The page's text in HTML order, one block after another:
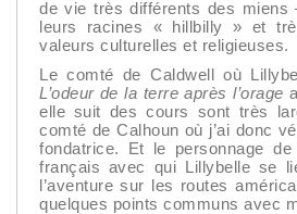
de vie très différents des miens
leurs racines « hillbilly » et
valeurs culturelles et religieuses.
Le comté de Caldwell où
L’odeur de la terre après l’orage
elle suit des cours sont très
comté de Calhoun où j’ai donc
fondatrice. Et le personnage
français avec qui Lillybelle se
l’aventure sur les routes
quelques points communs avec